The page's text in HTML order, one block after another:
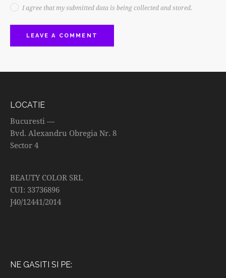
I agree that my submitted data is being collected and stored.
LOCATIE
Bucuresti —
Bvd. Alexandru Obregia Nr. 8
Sector 4
BEAUTY COLOR SRL
CUI: 33736896
J40/12441/2014
NE GASITI SI PE: